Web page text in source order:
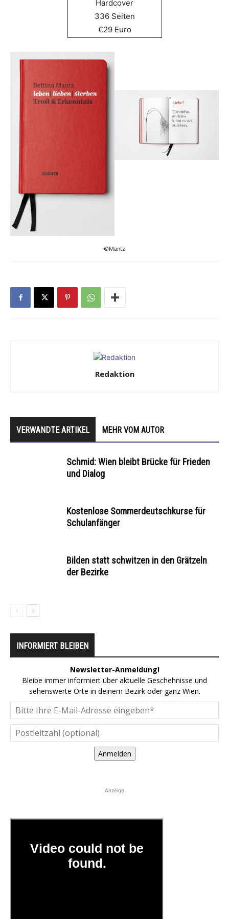
Hardcover
336 Seiten
€29 Euro
©Mantz
Redaktion
VERWANDTE ARTIKEL MEHR VOM AUTOR
Schmid: Wien bleibt Brücke für Frieden
und Dialog
Kostenlose Sommerdeutschkurse für
Schulanfänger
Bilden statt schwitzen in den Grätzeln
der Bezirke
INFORMIERT BLEIBEN
Newsletter-Anmeldung!
Bleibe immer informiert über aktuelle Geschehnisse und
sehenswerte Orte in deinem Bezirk oder ganz Wien.
Anmelden
Anzeige